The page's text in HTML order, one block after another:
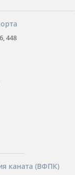
448
каната (ВФПК)